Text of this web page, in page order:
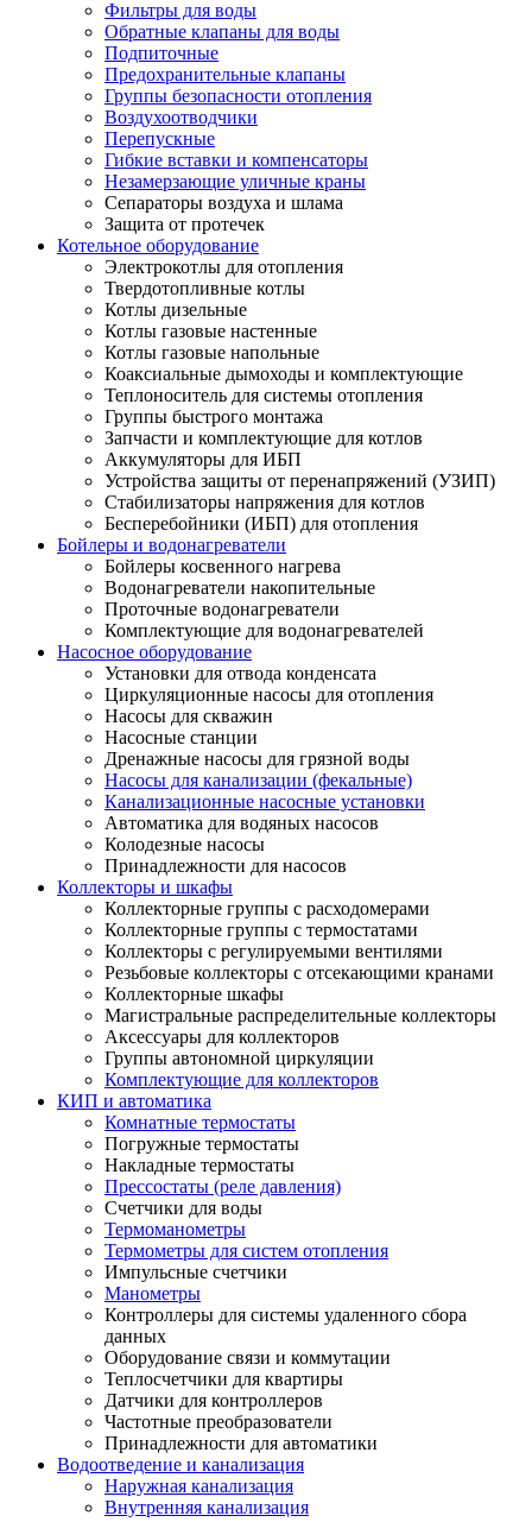
Фильтры для воды
Обратные клапаны для воды
Подпиточные
Предохранительные клапаны
Группы безопасности отопления
Воздухоотводчики
Перепускные
Гибкие вставки и компенсаторы
Незамерзающие уличные краны
Сепараторы воздуха и шлама
Защита от протечек
Котельное оборудование
Электрокотлы для отопления
Твердотопливные котлы
Котлы дизельные
Котлы газовые настенные
Котлы газовые напольные
Коаксиальные дымоходы и комплектующие
Теплоноситель для системы отопления
Группы быстрого монтажа
Запчасти и комплектующие для котлов
Аккумуляторы для ИБП
Устройства защиты от перенапряжений (УЗИП)
Стабилизаторы напряжения для котлов
Бесперебойники (ИБП) для отопления
Бойлеры и водонагреватели
Бойлеры косвенного нагрева
Водонагреватели накопительные
Проточные водонагреватели
Комплектующие для водонагревателей
Насосное оборудование
Установки для отвода конденсата
Циркуляционные насосы для отопления
Насосы для скважин
Насосные станции
Дренажные насосы для грязной воды
Насосы для канализации (фекальные)
Канализационные насосные установки
Автоматика для водяных насосов
Колодезные насосы
Принадлежности для насосов
Коллекторы и шкафы
Коллекторные группы с расходомерами
Коллекторные группы с термостатами
Коллекторы с регулируемыми вентилями
Резьбовые коллекторы с отсекающими кранами
Коллекторные шкафы
Магистральные распределительные коллекторы
Аксессуары для коллекторов
Группы автономной циркуляции
Комплектующие для коллекторов
КИП и автоматика
Комнатные термостаты
Погружные термостаты
Накладные термостаты
Прессостаты (реле давления)
Счетчики для воды
Термоманометры
Термометры для систем отопления
Импульсные счетчики
Манометры
Контроллеры для системы удаленного сбора
данных
Оборудование связи и коммутации
Теплосчетчики для квартиры
Датчики для контроллеров
Частотные преобразователи
Принадлежности для автоматики
Водоотведение и канализация
Наружная канализация
Внутренняя канализация